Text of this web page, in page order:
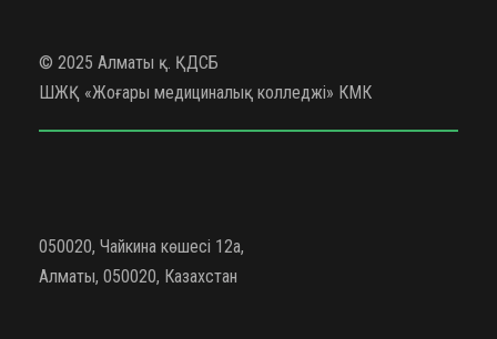
© 2025 Алматы қ. ҚДСБ
ШЖҚ «Жоғары медициналық колледжі» КМК
050020, Чайкина көшесі 12а,
Алматы, 050020, Казахстан